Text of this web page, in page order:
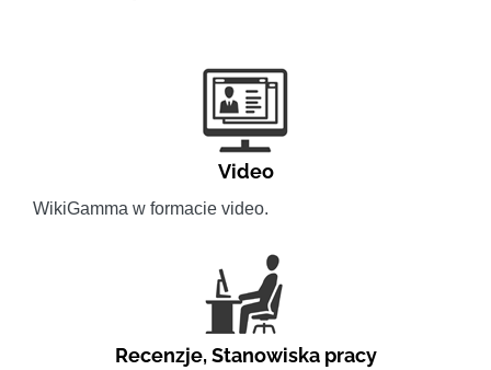
Video
WikiGamma w formacie video.
Recenzje,Stanowiska pracy